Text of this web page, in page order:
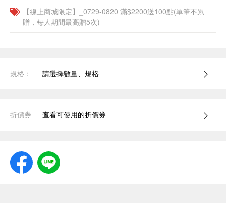
【線上商城限定】_0729-0820 滿$2200送100點(單筆不累
贈，每人期間最高贈5次)
規格： 請選擇數量、規格
折價券 查看可使用的折價券